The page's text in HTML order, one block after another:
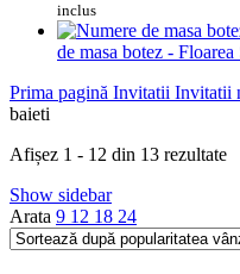
inclus
de masa botez -
Prima pagină Invitatii Invitatii
baieti
Afișez 1 - 12 din 13 rezultate
Show sidebar
Arata 9 12 18 24